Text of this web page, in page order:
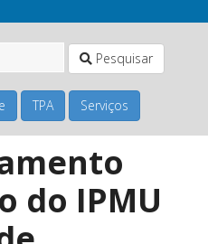
Pesquisar
TPA Serviços
do IPMU